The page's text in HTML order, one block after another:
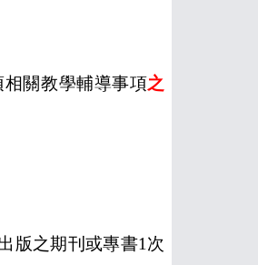
關教學輔導事項之
版之期刊或專書1 次